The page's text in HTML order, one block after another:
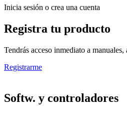
Inicia sesión o crea una cuenta
Registra tu producto
Tendrás acceso inmediato a
Registrarme
Softw. y controladores